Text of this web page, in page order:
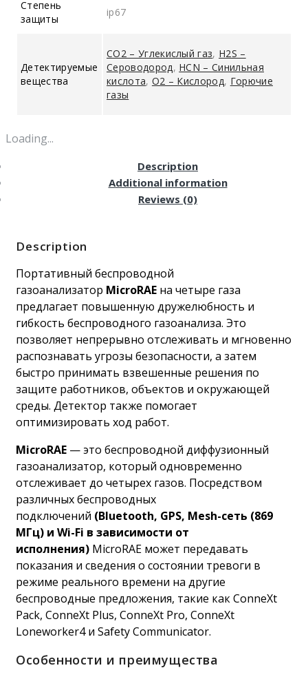
Степень
защиты
ip67
Детектируемые
вещества
CO2 – Углекислый газ, H2S –
Сероводород, HCN – Синильная
кислота, O2 – Кислород, Горючие
газы
Loading...
Description
Additional information
Reviews (0)
Description
Портативный беспроводной
газоанализатор MicroRAE на четыре газа
предлагает повышенную дружелюбность и
гибкость беспроводного газоанализа. Это
позволяет непрерывно отслеживать и мгновенно
распознавать угрозы безопасности, а затем
быстро принимать взвешенные решения по
защите работников, объектов и окружающей
среды. Детектор также помогает
оптимизировать ход работ.
MicroRAE — это беспроводной диффузионный
газоанализатор, который одновременно
отслеживает до четырех газов. Посредством
различных беспроводных
подключений (Bluetooth, GPS, Mesh-сеть (869
МГц) и Wi-Fi в зависимости от
исполнения) MicroRAE может передавать
показания и сведения о состоянии тревоги в
режиме реального времени на другие
беспроводные предложения, такие как ConneXt
Pack, ConneXt Plus, ConneXt Pro, ConneXt
Loneworker4 и Safety Communicator.
Особенности и преимущества